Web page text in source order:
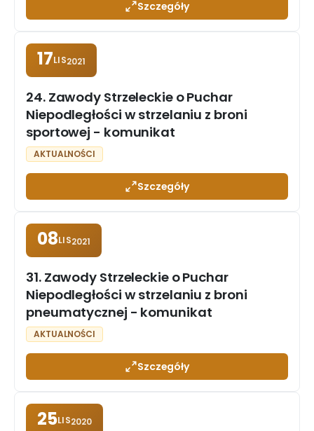
Szczegóły
17LIS2021
24. Zawody Strzeleckie o Puchar
Niepodległości w strzelaniu z broni
sportowej - komunikat
AKTUALNOŚCI
Szczegóły
08LIS2021
31. Zawody Strzeleckie o Puchar
Niepodległości w strzelaniu z broni
pneumatycznej - komunikat
AKTUALNOŚCI
Szczegóły
25LIS2020